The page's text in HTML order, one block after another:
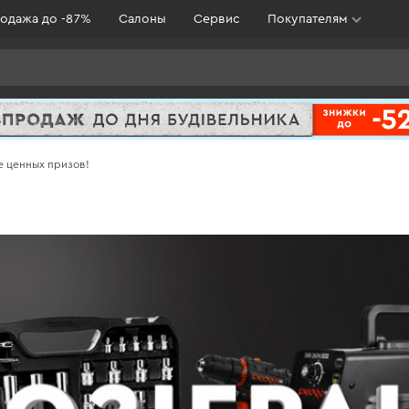
до -87% Салоны Сервис Покупателям
ценных призов!